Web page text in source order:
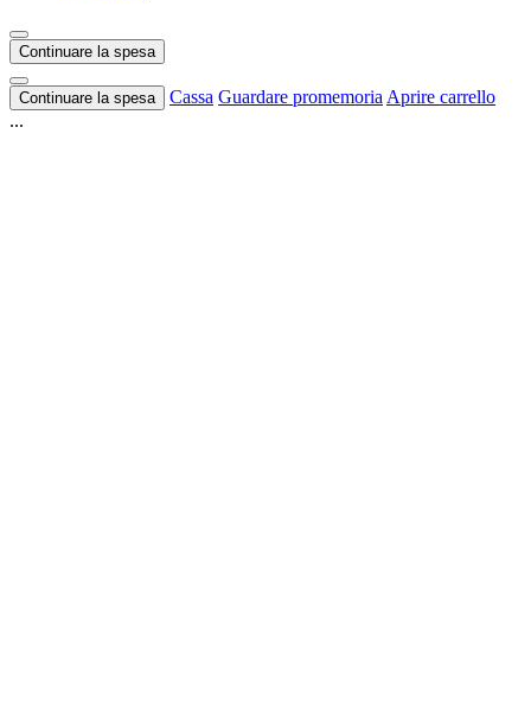
Continuare la spesa
Continuare la spesa Cassa Guardare promemoria Aprire carrello
...